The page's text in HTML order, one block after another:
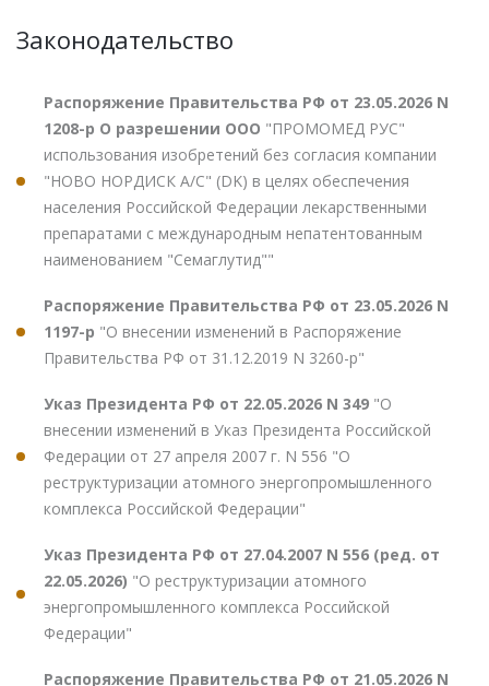
Законодательство
Распоряжение Правительства РФ от 23.05.2026 N
1208-р О разрешении ООО "ПРОМОМЕД РУС"
использования изобретений без согласия компании
"НОВО НОРДИСК А/С" (DK) в целях обеспечения
населения Российской Федерации лекарственными
препаратами с международным непатентованным
наименованием "Семаглутид""
Распоряжение Правительства РФ от 23.05.2026 N
1197-р "О внесении изменений в Распоряжение
Правительства РФ от 31.12.2019 N 3260-р"
Указ Президента РФ от 22.05.2026 N 349 "О
внесении изменений в Указ Президента Российской
Федерации от 27 апреля 2007 г. N 556 "О
реструктуризации атомного энергопромышленного
комплекса Российской Федерации"
Указ Президента РФ от 27.04.2007 N 556 (ред. от
22.05.2026) "О реструктуризации атомного
энергопромышленного комплекса Российской
Федерации"
Распоряжение Правительства РФ от 21.05.2026 N